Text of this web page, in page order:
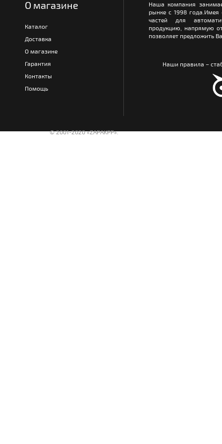
О магазине
Каталог
Доставка
О магазине
Гарантия
Контакты
Помощь
Наша компания
рынке с 1998
частей для
продукцию, напрямую
позволяет предложить
Наши правила –
© 2001-2020 «ZAPAKPP».